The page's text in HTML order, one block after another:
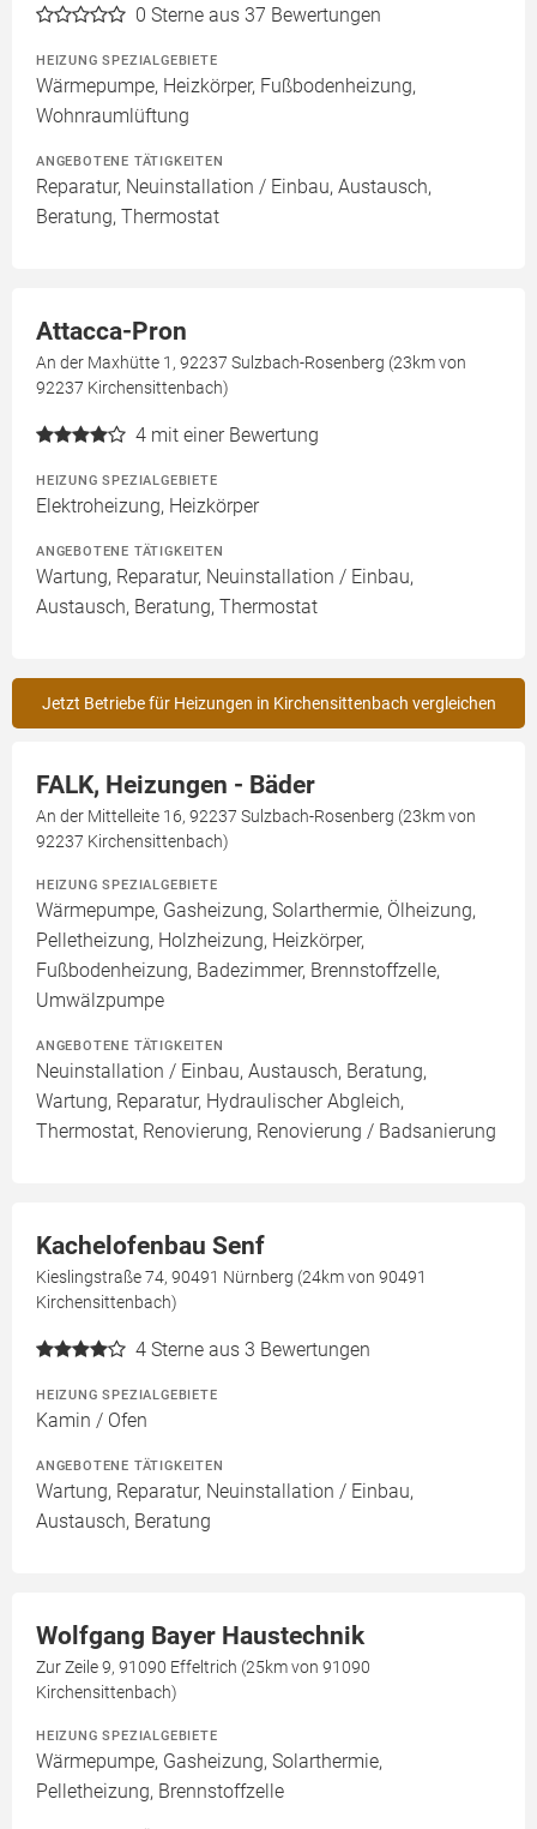
0 Sterne aus 37 Bewertungen
HEIZUNG SPEZIALGEBIETE
Wärmepumpe, Heizkörper, Fußbodenheizung,
Wohnraumlüftung
ANGEBOTENE TÄTIGKEITEN
Reparatur, Neuinstallation / Einbau, Austausch,
Beratung, Thermostat
Attacca-Pron
An der Maxhütte 1, 92237 Sulzbach-Rosenberg (23km von
92237 Kirchensittenbach)
4 mit einer Bewertung
HEIZUNG SPEZIALGEBIETE
Elektroheizung, Heizkörper
ANGEBOTENE TÄTIGKEITEN
Wartung, Reparatur, Neuinstallation / Einbau,
Austausch, Beratung, Thermostat
Jetzt Betriebe für Heizungen in Kirchensittenbach vergleichen
FALK, Heizungen - Bäder
An der Mittelleite 16, 92237 Sulzbach-Rosenberg (23km von
92237 Kirchensittenbach)
HEIZUNG SPEZIALGEBIETE
Wärmepumpe, Gasheizung, Solarthermie, Ölheizung,
Pelletheizung, Holzheizung, Heizkörper,
Fußbodenheizung, Badezimmer, Brennstoffzelle,
Umwälzpumpe
ANGEBOTENE TÄTIGKEITEN
Neuinstallation / Einbau, Austausch, Beratung,
Wartung, Reparatur, Hydraulischer Abgleich,
Thermostat, Renovierung, Renovierung / Badsanierung
Kachelofenbau Senf
Kieslingstraße 74, 90491 Nürnberg (24km von 90491
Kirchensittenbach)
4 Sterne aus 3 Bewertungen
HEIZUNG SPEZIALGEBIETE
Kamin / Ofen
ANGEBOTENE TÄTIGKEITEN
Wartung, Reparatur, Neuinstallation / Einbau,
Austausch, Beratung
Wolfgang Bayer Haustechnik
Zur Zeile 9, 91090 Effeltrich (25km von 91090
Kirchensittenbach)
HEIZUNG SPEZIALGEBIETE
Wärmepumpe, Gasheizung, Solarthermie,
Pelletheizung, Brennstoffzelle